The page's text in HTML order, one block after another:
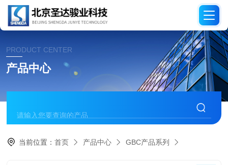
PRODUCT CENTER
产品中心
当前位置：首页 产品中心 GBC产品系列